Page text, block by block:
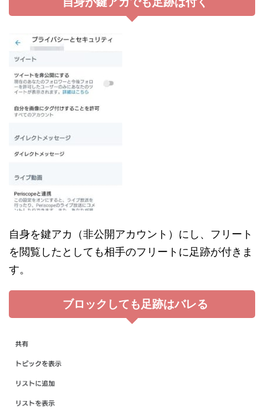
自身を鍵アカ（非公開アカウント）にし、フリート
を閲覧したとしても相手のフリートに足跡が付きま
す。
ブロックしても足跡はバレる